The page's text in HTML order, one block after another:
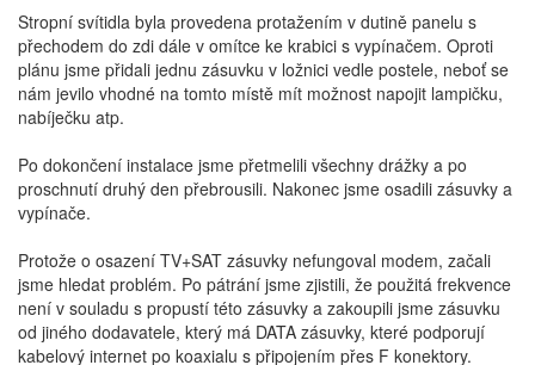
Stropní svítidla byla provedena protažením v dutině panelu s
přechodem do zdi dále v omítce ke krabici s vypínačem. Oproti
plánu jsme přidali jednu zásuvku v ložnici vedle postele, neboť se
nám jevilo vhodné na tomto místě mít možnost napojit lampičku,
nabíječku atp.
Po dokončení instalace jsme přetmelili všechny drážky a po
proschnutí druhý den přebrousili. Nakonec jsme osadili zásuvky a
vypínače.
Protože o osazení TV+SAT zásuvky nefungoval modem, začali
jsme hledat problém. Po pátrání jsme zjistili, že použitá frekvence
není v souladu s propustí této zásuvky a zakoupili jsme zásuvku
od jiného dodavatele, který má DATA zásuvky, které podporují
kabelový internet po koaxialu s připojením přes F konektory.